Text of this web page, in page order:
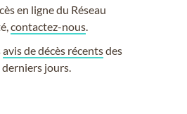
en ligne du Réseau
contactez-nous
avis de décès récentsdes
derniers jours.